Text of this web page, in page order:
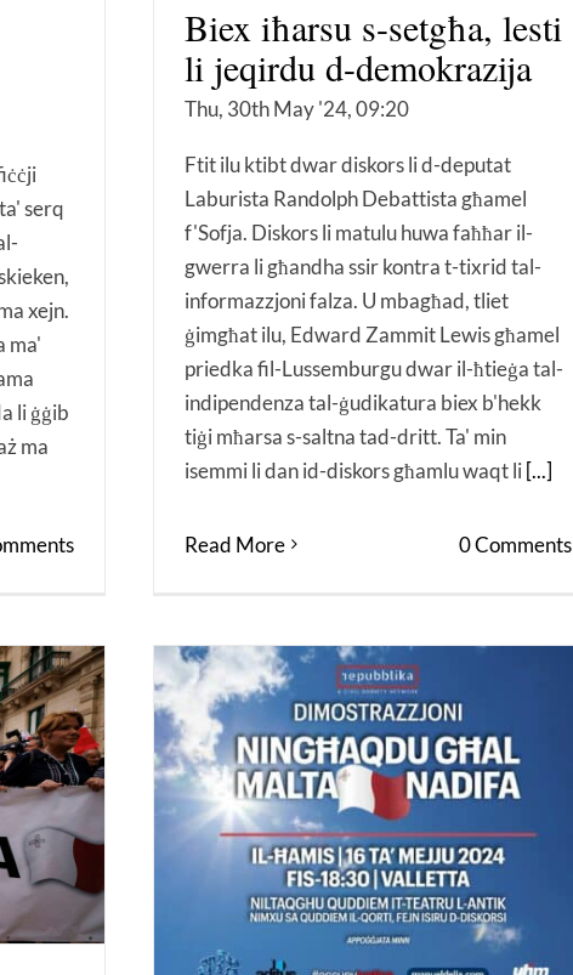
serq
xejn.
ma'
li ġġib
ma
Biex iħarsu s-setgħa, lesti
li jeqirdu d-demokrazija
Thu, 30th May '24, 09:20
Ftit ilu ktibt dwar diskors li d-deputat
Laburista Randolph Debattista għamel
f'Sofja. Diskors li matulu huwa faħħar il-
gwerra li għandha ssir kontra t-tixrid tal-
informazzjoni falza. U mbagħad, tliet
ġimgħat ilu, Edward Zammit Lewis għamel
priedka fil-Lussemburgu dwar il-ħtieġa tal-
indipendenza tal-ġudikatura biex b'hekk
tiġi mħarsa s-saltna tad-dritt. Ta' min
isemmi li dan id-diskors għamlu waqt li[...]
Read More 0 Comments